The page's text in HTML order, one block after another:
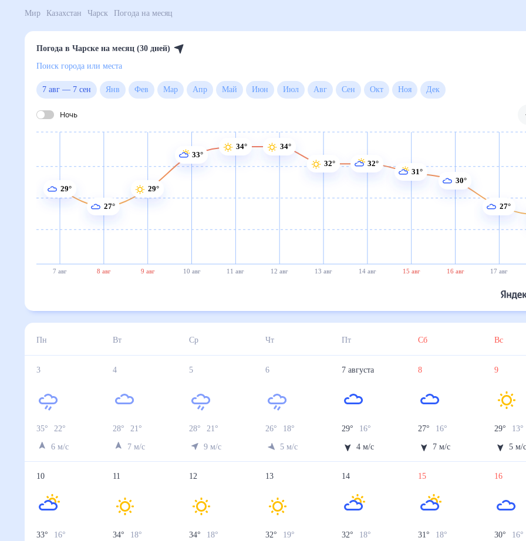
Мир Казахстан Чарск Погода на месяц
Погода в Чарске на месяц (30 дней)
Поиск города или места
7 авг—7 сен Янв Фев Мар Апр Май Июн Июл Авг Сен Окт Ноя
Ночь
7 авг 8 авг 9 авг 10 авг 11 авг 12 авг 13 авг 14 авг 15 авг 16 авг 17 авг
29°
27°
29°
33°
34°
34°
32°
32°
31°
30°
27°
Пн Вт Ср Чт Пт Сб Вс
3
35° 22°
6 м/с
4
28° 21°
7 м/с
5
28° 21°
9 м/с
6
26° 18°
5 м/с
7 августа
29° 16°
4 м/с
8
27° 16°
7 м/с
9
29° 13°
5 м/
10
33° 16°
11
34° 18°
12
34° 18°
13
32° 19°
14
32° 18°
15
31° 18°
16
30° 16°